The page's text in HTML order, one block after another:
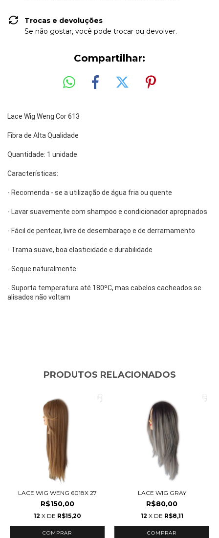
Trocas e devoluções
Se não gostar, você pode trocar ou devolver.
Compartilhar:
Lace Wig Weng Cor 613
Fibra de Alta Qualidade
Quantidade: 1 unidade
Características:
- Recomenda - se a utilização de água fria ou quente
- Lavar suavemente com shampoo e condicionador apropriados
- Fácil de pentear, livre de desembaraço e de derramamento
- Trama suave, boa elasticidade e durabilidade
- Seque naturalmente
- Suporta temperatura até 180ºC, mas cabelos cacheados se
alisados não voltam
PRODUTOS RELACIONADOS
LACE WIG WENG 6018X 27
R$150,00
12 X DE R$15,20
LACE WIG GRAY
R$80,00
12 X DE R$8,11